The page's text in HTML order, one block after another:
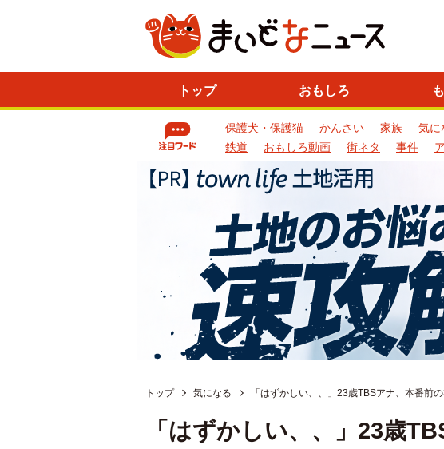
トップ おもしろ
保護犬・保護猫 かんさい 家族 気に
鉄道
おもしろ動画 街ネタ 事件
トップ 気になる 「はずかしい、、」23歳TBSアナ、本番
「はずかしい、、」23歳